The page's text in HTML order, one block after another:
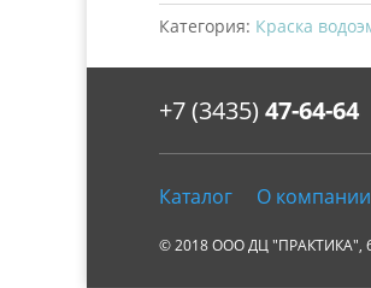
Категория: Краска
+7 (3435) 47-64-
Каталог О компании
© 2018 ООО ДЦ "ПРАКТИКА",